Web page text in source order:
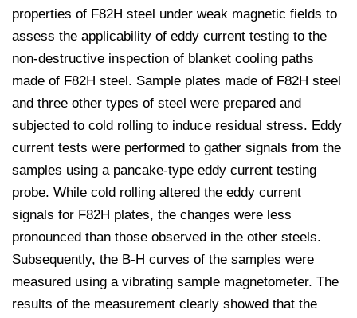
properties of F82H steel under weak magnetic fields to
assess the applicability of eddy current testing to the
non-destructive inspection of blanket cooling paths
made of F82H steel. Sample plates made of F82H steel
and three other types of steel were prepared and
subjected to cold rolling to induce residual stress. Eddy
current tests were performed to gather signals from the
samples using a pancake-type eddy current testing
probe. While cold rolling altered the eddy current
signals for F82H plates, the changes were less
pronounced than those observed in the other steels.
Subsequently, the B-H curves of the samples were
measured using a vibrating sample magnetometer. The
results of the measurement clearly showed that the